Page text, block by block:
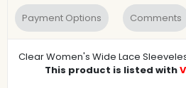
Payment Options Comments
Clear Women's Wide Lace
This product is listed with